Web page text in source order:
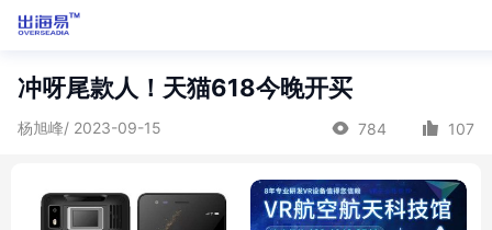
冲呀尾款人！天猫618今晚开买
杨旭峰/ 2023-09-15 784 107